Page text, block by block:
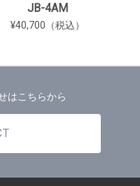
JB-4AM
¥40,700（税込）
はこちらから